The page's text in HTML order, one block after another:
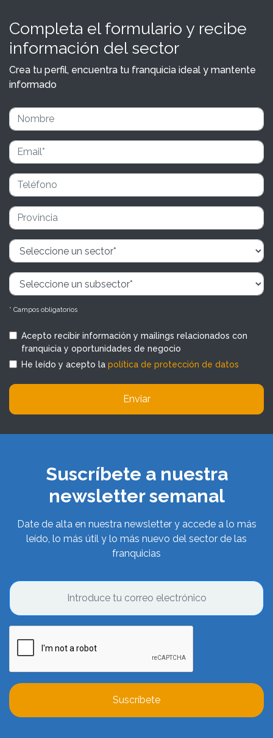
Completa el formulario y recibe
información del sector
Crea tu perfil, encuentra tu franquicia ideal y mantente
informado
* Campos obligatorios
Acepto recibir información y mailings relacionados con
franquicia y oportunidades de negocio
He leído y acepto la política de protección de datos
Enviar
Suscríbete a nuestra
newsletter semanal
Date de alta en nuestra newsletter y accede a lo más
leído, lo más útil y lo más nuevo del sector de las
franquicias
Suscríbete